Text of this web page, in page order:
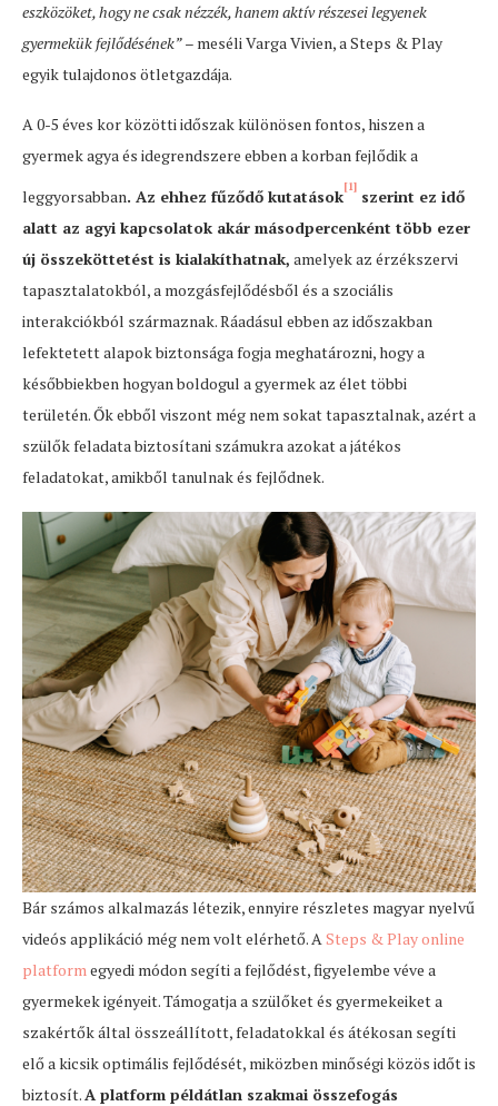
eszközöket, hogy ne csak nézzék, hanem aktív részesei legyenek
gyermekük fejlődésének”– meséli Varga Vivien, a Steps & Play
egyik tulajdonos ötletgazdája.
A 0-5 éves kor közötti időszak különösen fontos, hiszen a
gyermek agya és idegrendszere ebben a korban fejlődik a
leggyorsabban. Az ehhez fűződő kutatások[1] szerint ez idő
alatt az agyi kapcsolatok akár másodpercenként több ezer
új összeköttetést is kialakíthatnak, amelyek az érzékszervi
tapasztalatokból, a mozgásfejlődésből és a szociális
interakciókból származnak. Ráadásul ebben az időszakban
lefektetett alapok biztonsága fogja meghatározni, hogy a
későbbiekben hogyan boldogul a gyermek az élet többi
területén. Ők ebből viszont még nem sokat tapasztalnak, azért a
szülők feladata biztosítani számukra azokat a játékos
feladatokat, amikből tanulnak és fejlődnek.
Bár számos alkalmazás létezik, ennyire részletes magyar nyelvű
videós applikáció még nem volt elérhető. A Steps & Play online
platform egyedi módon segíti a fejlődést, figyelembe véve a
gyermekek igényeit. Támogatja a szülőket és gyermekeiket a
szakértők által összeállított, feladatokkal és átékosan segíti
elő a kicsik optimális fejlődését, miközben minőségi közös időt is
biztosít. A platform példátlan szakmai összefogás